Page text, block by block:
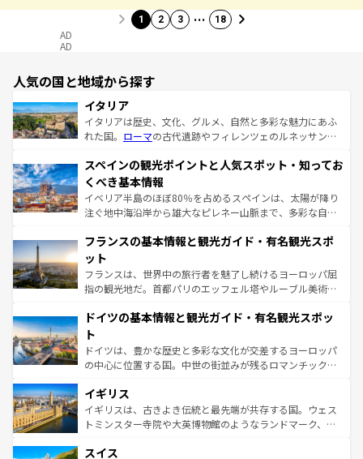
1 2 3 … 18
AD
AD
人気の国と地域から探す
イタリア
イタリアは歴史、文化、グルメ、自然と多彩な魅力にあふ
れた国。 ローマの古代遺跡やフィレンツェのルネッサンス
ろん、トスカーナの美しい田園風景やアマルフィ海岸の絶
景など、自然景観も見逃せない。観光の合間には、本場の
ピザやパスタなど、絶品のイタリア料理を堪能することも
できる。朝目覚めてから夜眠るまで、すべての瞬間を楽し
なお、新着のイタリア情報はコンテンツ一覧を参照してほ
しい。
スペインの観光ポイントと人気スポット・知ってお
くべき基本情報
イベリア半島のほぼ80％を占めるスペインは、太陽が降り
注ぐ地中海沿岸から雄大なピレネー山脈まで、多彩な自然
文化が根付くこの国では、情熱的なフラメンコ、熱気あふ
れる闘牛、そして美味しいタパスが生活の一部となってい
る。首都マドリードの洗練された雰囲気や、バルセロナの
アートに溢れた街角から、地方では古代ローマ遺跡や中世
せる。地方によって風土や気候が異なるスペインはその個
ンテンツ一覧 を参照してほしい。
フランスの基本情報と観光ガイド・有名観光スポ
ット
フランスは、世界中の旅行者を魅了し続けるヨーロッパ屈
指の観光地だ。首都パリのエッフェル塔やルーブル美術館
で、幅広い魅力が詰まっている。華麗な宮殿、歴史的な大
聖堂、美しいビーチ、そして豊かな自然が、訪れる者を心
から魅了する。また、フランスは美食の国としても知ら
れ、フランス料理はユネスコ無形文化遺産にも登録されて
香り高いラベンダー畑など、多彩な楽しみ方が可能だ。さ
らに、パリ以外の地域にも魅力が溢れており、どの街角に
も豊かな歴史と文化が息づいている。パリ以外の個性あふ
ドイツの基本情報と観光ガイド・有名観光スポッ
ト
ドイツは、豊かな歴史と多彩な文化が交差するヨーロッパ
の中心に位置する国。中世の街並みが残るロマンチック街
顔を持つこの国は、どこを歩いても飽きることがない。ベ
ルリンの文化的活気、バイエルン州のアルプスの絶景、そ
してライン川沿いのワイン畑といった風景は必見。ビール
は、お酒好きな人にはぜひ体験してほしい。 なお、新着の
イギリス
イギリスは、古きよき伝統と最先端が共存する国。ウェス
トミンスター寺院や大英博物館のようなランドマーク、歴
リアごとに異なる魅力がある。また、優雅なアフタヌーン
スイス